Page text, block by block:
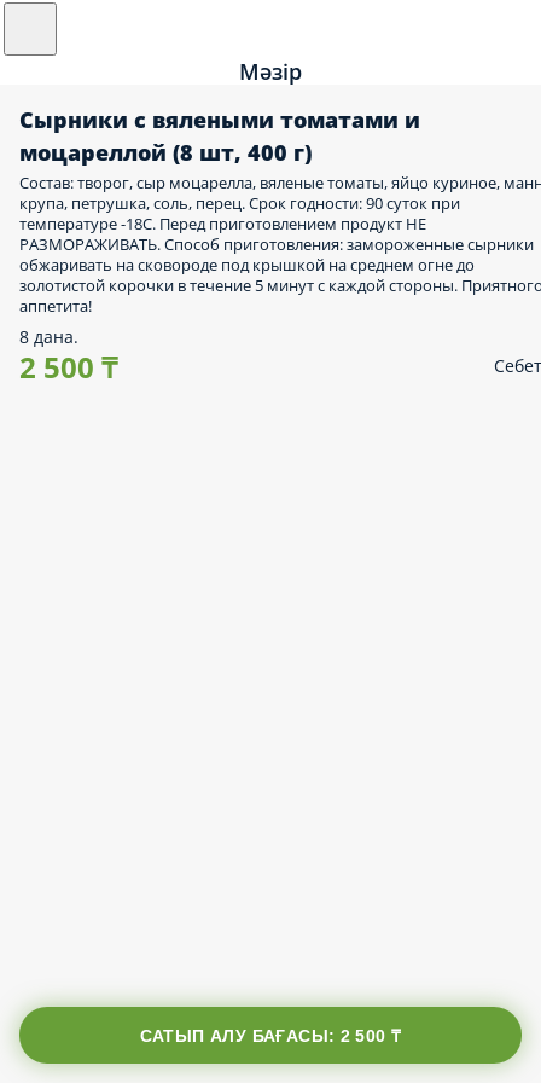
Мәзір
Сырники с вялеными томатами и
моцареллой (8 шт, 400 г)
Состав: творог, сыр моцарелла, вяленые томаты, яйцо куриное,
крупа, петрушка, соль, перец. Срок годности: 90 суток при
температуре -18С. Перед приготовлением продукт НЕ
РАЗМОРАЖИВАТЬ. Способ приготовления: замороженные сырники
обжаривать на сковороде под крышкой на среднем огне до
золотистой корочки в течение 5 минут с каждой стороны.
аппетита!
8 дана.
2 500 ₸
САТЫП АЛУ БАҒАСЫ: 2 500 ₸